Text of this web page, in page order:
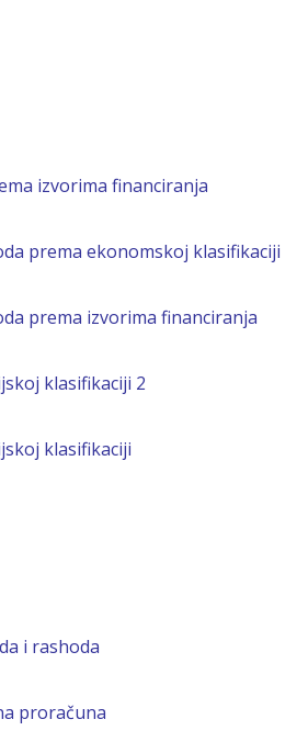
izvorima financiranja
prema ekonomskoj klasifikaciji
prema izvorima financiranja
klasifikaciji 2
klasifikaciji
i rashoda
proračuna